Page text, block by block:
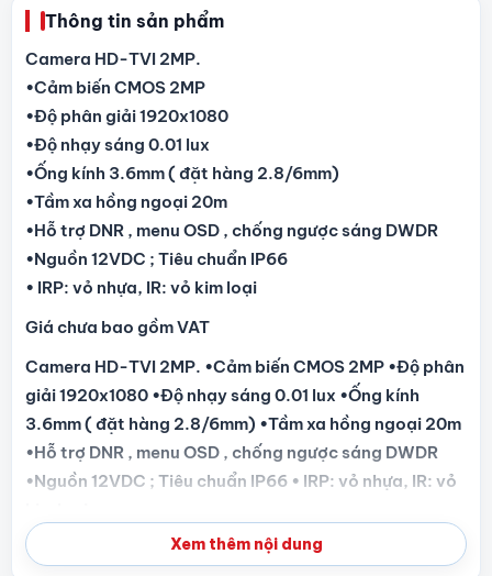
Thông tin sản phẩm
Camera HD-TVI 2MP.
•Cảm biến CMOS 2MP
•Độ phân giải 1920x1080
•Độ nhạy sáng 0.01 lux
•Ống kính 3.6mm ( đặt hàng 2.8/6mm)
•Tầm xa hồng ngoại 20m
•Hỗ trợ DNR , menu OSD , chống ngược sáng DWDR
•Nguồn 12VDC ; Tiêu chuẩn IP66
• IRP: vỏ nhựa, IR: vỏ kim loại
Giá chưa bao gồm VAT
Camera HD-TVI 2MP. •Cảm biến CMOS 2MP •Độ phân
giải 1920x1080 •Độ nhạy sáng 0.01 lux •Ống kính
3.6mm ( đặt hàng 2.8/6mm) •Tầm xa hồng ngoại 20m
•Hỗ trợ DNR , menu OSD , chống ngược sáng DWDR
•Nguồn 12VDC ; Tiêu chuẩn IP66 • IRP: vỏ nhựa, IR: vỏ
Xem thêm nội dung